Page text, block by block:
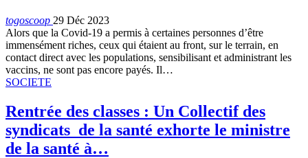
togoscoop 29 Déc 2023
Alors que la Covid-19 a permis à certaines personnes d’être
immensément riches, ceux qui étaient au front, sur le terrain, en
contact direct avec les populations, sensibilisant et administrant les
vaccins, ne sont pas encore payés. Il…
SOCIETE
Rentrée des classes : Un Collectif des
syndicats de la santé exhorte le ministre
de la santé à…